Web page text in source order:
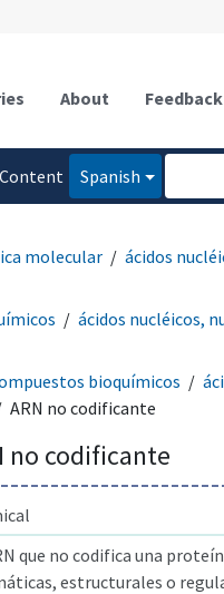
About Feedback
Content
Spanish
molecular ácidos
ácidos nucléicos,
bioquímicos
ARN no codificante
no codificante
que no codifica una
estructurales o